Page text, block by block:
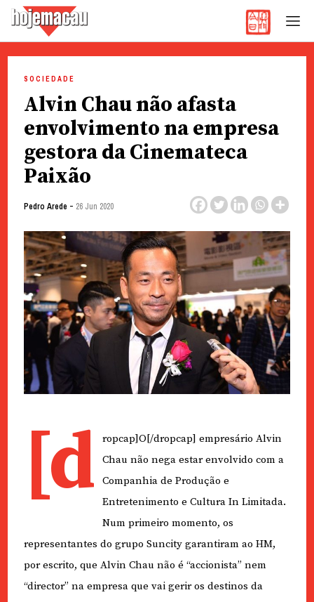
content
SOCIEDADE
Alvin Chau não afasta
envolvimento na empresa
gestora da Cinemateca
Paixão
Pedro Arede - 26 Jun 2020
[d
ropcap]O[/dropcap] empresário Alvin
Chau não nega estar envolvido com a
Companhia de Produção e
Entretenimento e Cultura In Limitada.
Num primeiro momento, os
representantes do grupo Suncity garantiram ao HM,
por escrito, que Alvin Chau não é “accionista” nem
“director” na empresa que vai gerir os destinos da